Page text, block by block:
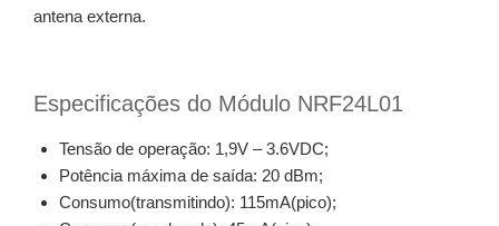
antena externa.
Especificações do Módulo NRF24L01
Tensão de operação: 1,9V – 3.6VDC;
Potência máxima de saída: 20 dBm;
Consumo(transmitindo): 115mA(pico);